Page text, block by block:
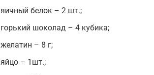
яичный белок – 2 шт.;
горький шоколад – 4 кубика;
желатин – 8 г;
яйцо – 1шт.;